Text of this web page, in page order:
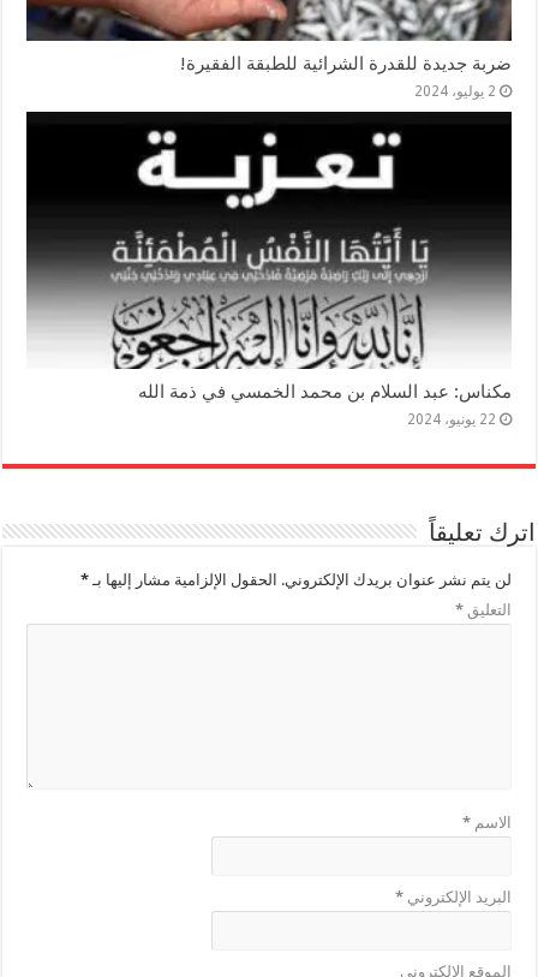
ضربة جديدة للقدرة الشرائية للطبقة الفقيرة!
2 يوليو، 2024
مكناس: عبد السلام بن محمد الخمسي في ذمة الله
22 يونيو، 2024
اترك تعليقاً
لن يتم نشر عنوان بريدك الإلكتروني. الحقول الإلزامية مشار إليها بـ*
التعليق*
الاسم*
البريد الإلكتروني*
الموقع الإلكتروني